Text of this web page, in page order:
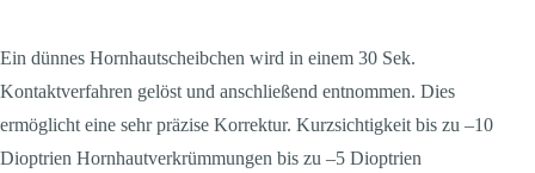
Ein dünnes Hornhautscheibchen wird in einem 30 Sek.
Kontaktverfahren gelöst und anschließend entnommen. Dies
ermöglicht eine sehr präzise Korrektur. Kurzsichtigkeit bis zu –10
Dioptrien Hornhautverkrümmungen bis zu –5 Dioptrien